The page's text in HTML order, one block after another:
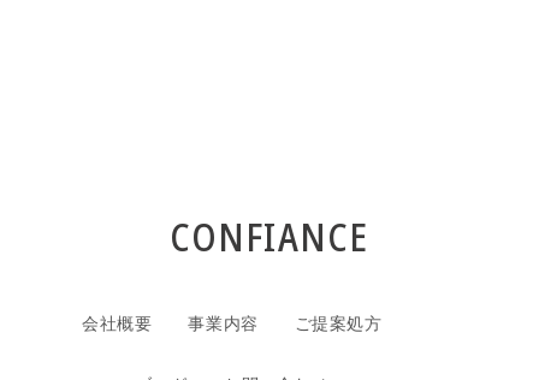
CONFIANCE
会社概要 事業内容 ご提案処方